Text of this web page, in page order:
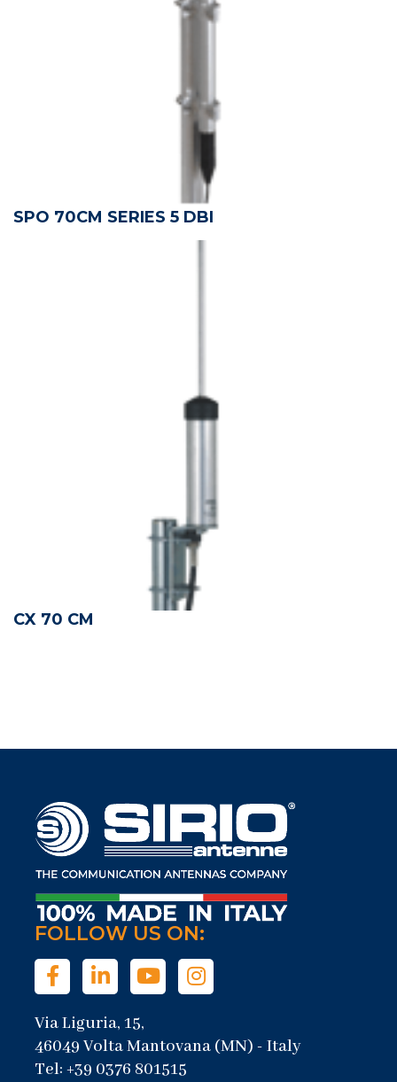
SPO 70CM SERIES 5 DBI
CX 70 CM
FOLLOW US ON:
Via Liguria, 15,
46049 Volta Mantovana (MN) - Italy
Tel: +39 0376 801515